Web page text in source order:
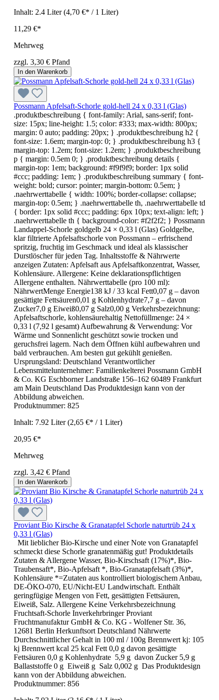
Inhalt: 2.4 Liter(4,70 €* / 1 Liter)
11,29 €*
Mehrweg
zzgl. 3,30 € Pfand
In den Warenkorb
Possmann Apfelsaft-Schorle gold-hell 24 x 0,33 l (Glas)
.produktbeschreibung { font-family: Arial, sans-serif; font-
size: 15px; line-height: 1.5; color: #333; max-width: 800px;
margin: 0 auto; padding: 20px; } .produktbeschreibung h2 {
font-size: 1.6em; margin-top: 0; } .produktbeschreibung h3 {
margin-top: 1.2em; font-size: 1.2em; } .produktbeschreibung
p { margin: 0.5em 0; } .produktbeschreibung details {
margin-top: 1em; background: #f9f9f9; border: 1px solid
#ccc; padding: 1em; } .produktbeschreibung summary { font-
weight: bold; cursor: pointer; margin-bottom: 0.5em; }
.naehrwerttabelle { width: 100%; border-collapse: collapse;
margin-top: 0.5em; } .naehrwerttabelle th, .naehrwerttabelle td
{ border: 1px solid #ccc; padding: 6px 10px; text-align: left; }
.naehrwerttabelle th { background-color: #f2f2f2; } Possmann
Landappel-Schorle goldgelb 24 × 0,33 l (Glas) Goldgelbe,
klar filtrierte Apfelsaftschorle von Possmann – erfrischend
spritzig, fruchtig im Geschmack und ideal als klassischer
Durstlöscher für jeden Tag. Inhaltsstoffe & Nährwerte
anzeigen Zutaten: Apfelsaft aus Apfelsaftkonzentrat, Wasser,
Kohlensäure. Allergene: Keine deklarationspflichtigen
Allergene enthalten. Nährwerttabelle (pro 100 ml):
NährwertMenge Energie138 kJ / 33 kcal Fett0,07 g – davon
gesättigte Fettsäuren0,01 g Kohlenhydrate7,7 g – davon
Zucker7,0 g Eiweiß0,07 g Salz0,00 g Verkehrsbezeichnung:
Apfelsaftschorle, kohlensäurehaltig Nettofüllmenge: 24 ×
0,33 l (7,92 l gesamt) Aufbewahrung & Verwendung: Vor
Wärme und Sonnenlicht geschützt sowie trocken und
geruchsfrei lagern. Nach dem Öffnen kühl aufbewahren und
bald verbrauchen. Am besten gut gekühlt genießen.
Ursprungsland: Deutschland Verantwortlicher
Lebensmittelunternehmer: Familienkelterei Possmann GmbH
& Co. KG Eschborner Landstraße 156–162 60489 Frankfurt
am Main Deutschland Das Produktdesign kann von der
Abbildung abweichen.
Produktnummer: 825
Inhalt: 7.92 Liter(2,65 €* / 1 Liter)
20,95 €*
Mehrweg
zzgl. 3,42 € Pfand
In den Warenkorb
Proviant Bio Kirsche & Granatapfel Schorle naturtrüb 24 x
0,33 l (Glas)
Mit lieblicher Bio-Kirsche und einer Note von Granatapfel
schmeckt diese Schorle granatenmäßig gut! Produktdetails
Zutaten & Allergene Wasser, Bio-Kirschsaft (17%)*, Bio-
Traubensaft*, Bio-Apfelsaft *, Bio-Granatapfelsaft (3%)*,
Kohlensäure *=Zutaten aus kontrolliert biologischem Anbau,
DE-ÖKO-070, EU/Nicht-EU Landwirtschaft. Enthält
geringfügige Mengen von Fett, gesättigten Fettsäuren,
Eiweiß, Salz. Allergene Keine Verkehrsbezeichnung
Fruchtsaft-Schorle Inverkehrbringer Proviant
Fruchtmanufaktur GmbH & Co. KG - Wolfener Str. 36,
12681 Berlin Herkunftsort Deutschland Nährwerte
Durchschnittlicher Gehalt in 100 ml / 100g Brennwert kj: 105
kj Brennwert kcal 25 kcal Fett 0,0 g davon gesättigte
Fettsäuren 0,0 g Kohlenhydrate 5,9 g davon Zucker 5,9 g
Ballaststoffe 0 g Eiweiß g Salz 0,002 g Das Produktdesign
kann von der Abbildung abweichen.
Produktnummer: 856